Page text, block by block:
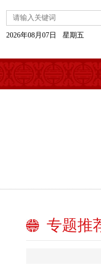
2026年08月07日 星期五
专题推